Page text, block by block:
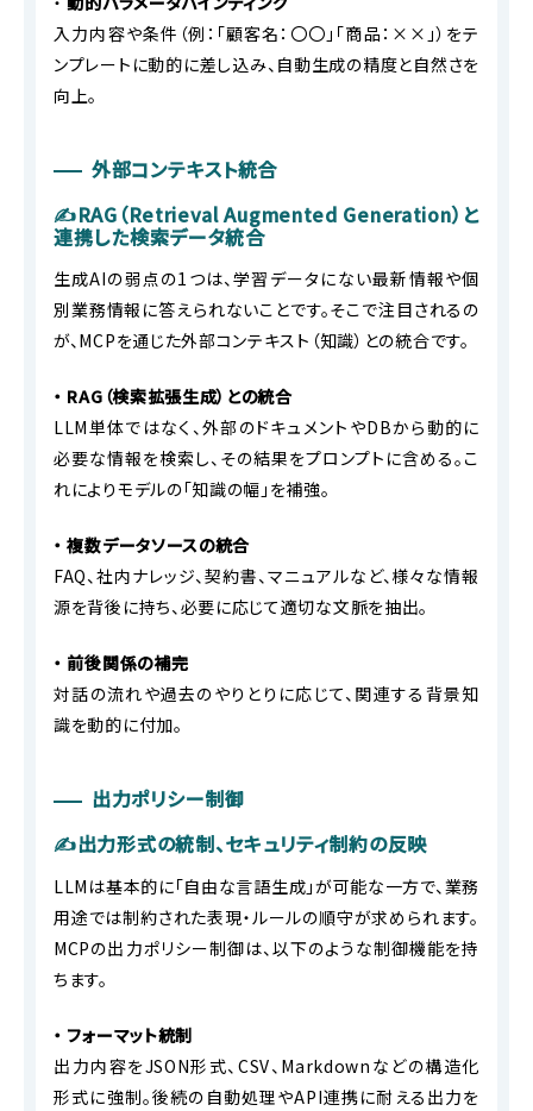
入力内容や条件（例：「顧客名：〇〇」「商品：××」）をテ
ンプレートに動的に差し込み、自動生成の精度と自然さを
向上。
外部コンテキスト統合
✍RAG（Retrieval Augmented Generation）と
連携した検索データ統合
生成AIの弱点の1つは、学習データにない最新情報や個
別業務情報に答えられないことです。そこで注目されるの
が、MCPを通じた外部コンテキスト（知識）との統合です。
・ RAG（検索拡張生成）との統合
LLM単体ではなく、外部のドキュメントやDBから動的に
必要な情報を検索し、その結果をプロンプトに含める。こ
れによりモデルの「知識の幅」を補強。
・ 複数データソースの統合
FAQ、社内ナレッジ、契約書、マニュアルなど、様々な情報
源を背後に持ち、必要に応じて適切な文脈を抽出。
・ 前後関係の補完
対話の流れや過去のやりとりに応じて、関連する背景知
識を動的に付加。
出力ポリシー制御
✍出力形式の統制、セキュリティ制約の反映
LLMは基本的に「自由な言語生成」が可能な一方で、業務
用途では制約された表現・ルールの順守が求められます。
MCPの出力ポリシー制御は、以下のような制御機能を持
ちます。
・ フォーマット統制
出力内容をJSON形式、CSV、Markdownなどの構造化
形式に強制。後続の自動処理やAPI連携に耐える出力を